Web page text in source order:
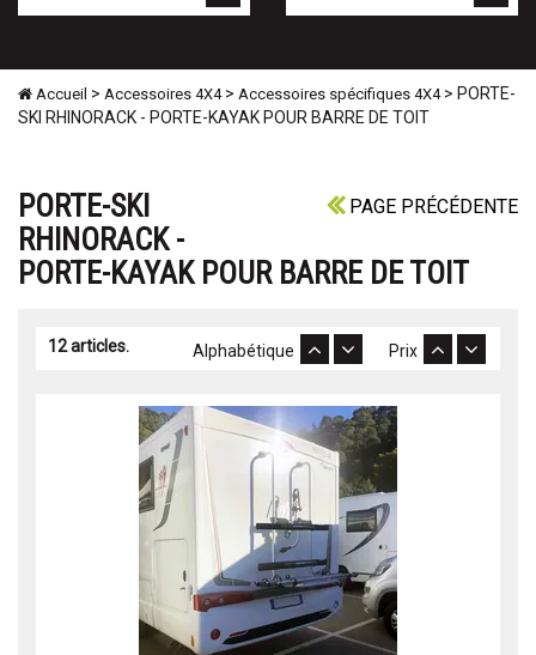
Accueil > Accessoires 4X4> Accessoires spécifiques 4X4> PORTE-
SKI RHINORACK - PORTE-KAYAK POUR BARRE DE TOIT
PAGE PRÉCÉDENTE
PORTE-SKI
RHINORACK -
PORTE-KAYAK POUR BARRE DE TOIT
12 articles. Prix
Alphabétique